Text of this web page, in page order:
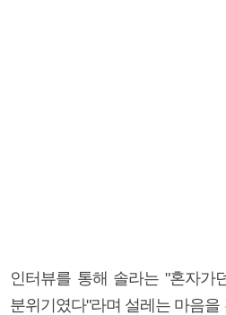
인터뷰를 통해 솔라는 "혼자가
분위기였다"라며 설레는 마음을